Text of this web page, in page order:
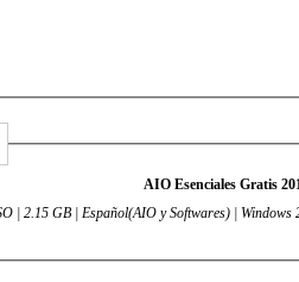
AIO Esenciales Gratis
| 2.15 GB | Español(AIO y Softwares) | Windows